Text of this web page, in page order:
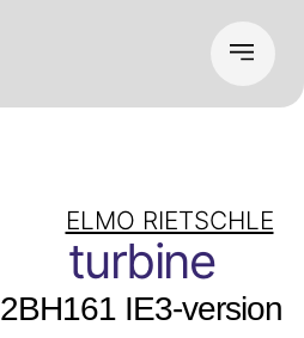
ELMO RIETSCHLE
turbine
2BH161 IE3-version